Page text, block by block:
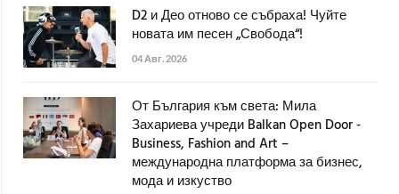
D2 и Део отново се събраха! Чуйте
новата им песен „Свобода“!
04 Авг. 2026
От България към света: Мила
Захариева учреди Balkan Open Door -
Business, Fashion and Art –
международна платформа за бизнес,
мода и изкуство